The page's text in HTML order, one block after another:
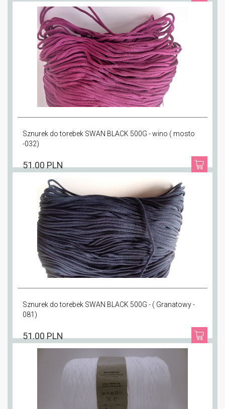
Sznurek do torebek SWAN BLACK 500G - wino ( mosto
-032)
51.00 PLN
Sznurek do torebek SWAN BLACK 500G - ( Granatowy -
081)
51.00 PLN